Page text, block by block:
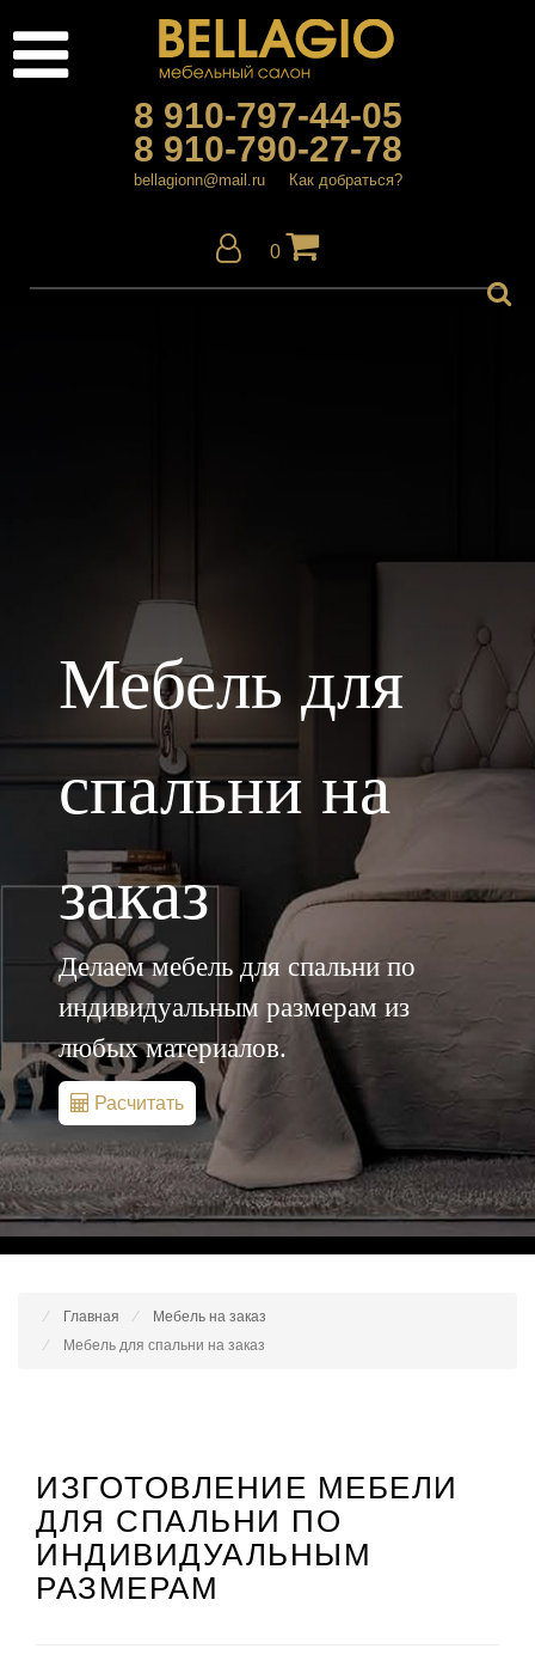
8 910-797-44-05
8 910-790-27-78
bellagionn@mail.ru Как добраться?
0
Мебель для
спальни на
заказ
Делаем мебель для спальни по
индивидуальным размерам из
любых материалов.
Расчитать
Главная
Мебель на заказ
Мебель для спальни на заказ
ИЗГОТОВЛЕНИЕ МЕБЕЛИ
ДЛЯ СПАЛЬНИ ПО
ИНДИВИДУАЛЬНЫМ
РАЗМЕРАМ